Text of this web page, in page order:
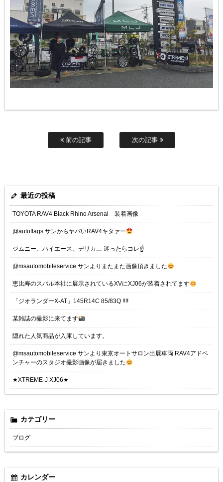
前の記事 次の記事
最近の投稿
TOYOTA RAV4 Black Rhino Arsenal 装着画像
@autoflags サンからヤバいRAV4キタァー
ジムニー、ハイエース、デリカ… 迷ったらコレ☝️
@msautomobileservice サンよりまたまた画像頂きました
恵比寿のスバル本社に展示されているXVにXJ06が装着されてます
「ジオランダーX-AT」145R14C 85/83Q !!!!
某雑誌の撮影に来てます
隠れた人気商品が入庫しています。
@msautomobileservice サンより東京オートサロン出展車両 RAV4アドベ
ンチャーのスタジオ撮影画像が届きました
★XTREME-J XJ06★
カテゴリー
ブログ
カレンダー